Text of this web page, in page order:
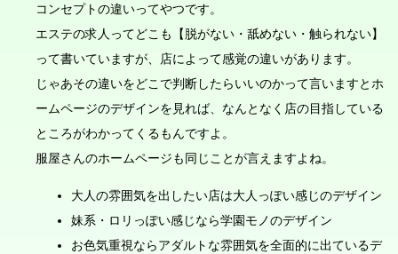
コンセプトの違いってやつです。
エステの求人ってどこも【脱がない・舐めない・触られない】
って書いていますが、店によって感覚の違いがあります。
じゃあその違いをどこで判断したらいいのかって言いますとホ
ームページのデザインを見れば、なんとなく店の目指している
ところがわかってくるもんですよ。
服屋さんのホームページも同じことが言えますよね。
大人の雰囲気を出したい店は大人っぽい感じのデザイン
妹系・ロリっぽい感じなら学園モノのデザイン
お色気重視ならアダルトな雰囲気を全面的に出ているデ